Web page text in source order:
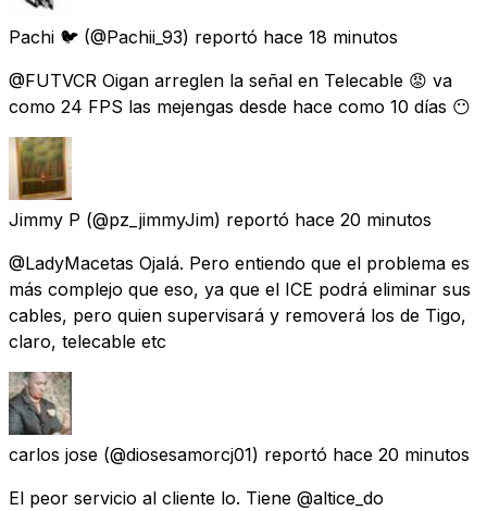
Pachi 🐦 (@Pachii_93) reportó hace 18 minutos
@FUTVCR Oigan arreglen la señal en Telecable 😡 va
como 24 FPS las mejengas desde hace como 10 días 😶
Jimmy P (@pz_jimmyJim) reportó hace 20 minutos
@LadyMacetas Ojalá. Pero entiendo que el problema es
más complejo que eso, ya que el ICE podrá eliminar sus
cables, pero quien supervisará y removerá los de Tigo,
claro, telecable etc
carlos jose (@diosesamorcj01) reportó hace 20 minutos
El peor servicio al cliente lo. Tiene @altice_do